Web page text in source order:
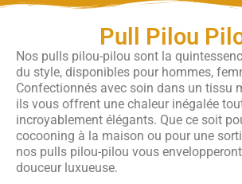
Pull Pilou
Nos pulls pilou-pilou sont la
du style, disponibles pour hommes,
Confectionnés avec soin dans un tissu
ils vous offrent une chaleur inégalée
incroyablement élégants. Que ce soit
cocooning à la maison ou pour une
nos pulls pilou-pilou vous
douceur luxueuse.